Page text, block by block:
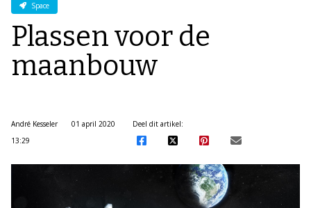
Space
Plassen voor de
maanbouw
André Kesseler
01 april 2020
13:29
Deel dit artikel: